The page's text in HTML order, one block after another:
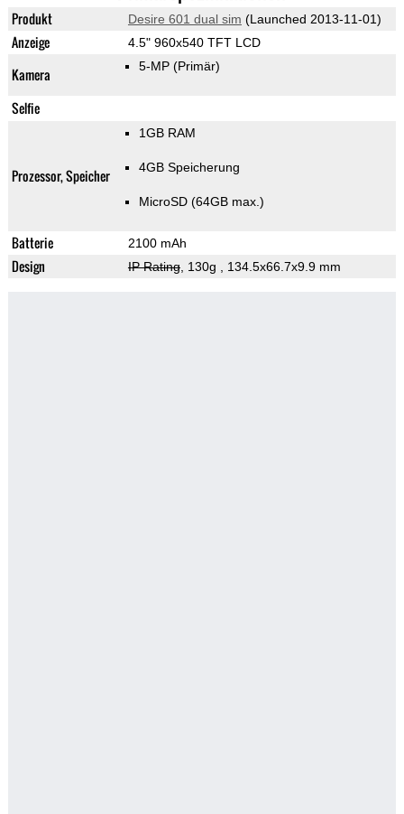
Produkt Desire 601 dual sim (Launched 2013-11-01)
Anzeige 4.5" 960x540 TFT LCD
Kamera 5-MP (Primär)
Selfie
Prozessor, Speicher
1GB RAM
4GB Speicherung
MicroSD (64GB max.)
Batterie 2100 mAh
Design IP Rating, 130g , 134.5x66.7x9.9 mm